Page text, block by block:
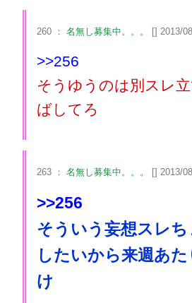
260 ： 名無し募集中。。。 [] 2013/
>>256
そうゆうのは別スレ
ばしてろ
263 ： 名無し募集中。。。 [] 2013/
>>256
そういう妄想スレ
したいから来週あ
け